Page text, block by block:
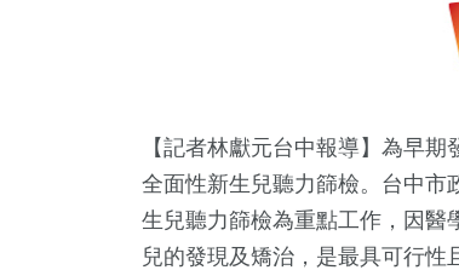
【記者林獻元台中報導】為早
全面性新生兒聽力篩檢。台中市
生兒聽力篩檢為重點工作，因醫
兒的發現及矯治，是最具可行性